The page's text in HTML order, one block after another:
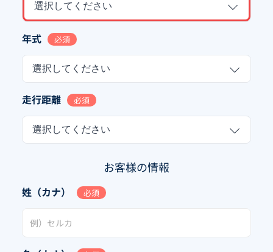
選択してください
年式 必須
選択してください
走行距離 必須
選択してください
お客様の情報
姓（カナ） 必須